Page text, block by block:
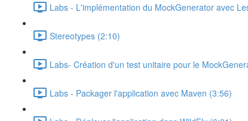
Labs - L'implémentation du MockGenerator avec
Stereotypes (2:10)
Labs- Création d'un test unitaire pour le
Labs - Packager l'application avec Maven (3:56)